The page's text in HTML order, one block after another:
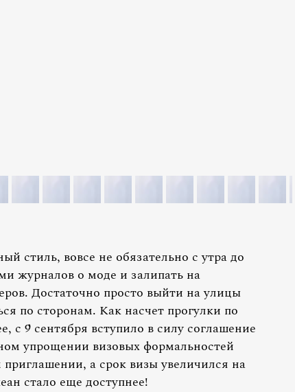
стиль, вовсе не обязательно с утра до
журналов о моде и залипать на
Достаточно просто выйти на улицы
по сторонам. Как насчет прогулки по
9 сентября вступило в силу соглашение
упрощении визовых формальностей
а срок визы увеличился на
стало еще доступнее!